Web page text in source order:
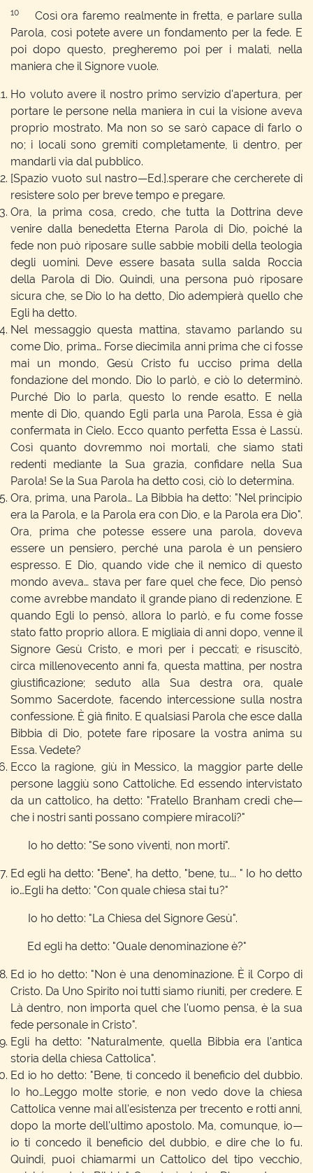
10
Così ora faremo realmente in fretta, e parlare sulla
Parola, così potete avere un fondamento per la fede. E
poi dopo questo, pregheremo poi per i malati, nella
maniera che il Signore vuole.
Ho voluto avere il nostro primo servizio d'apertura, per
portare le persone nella maniera in cui la visione aveva
proprio mostrato. Ma non so se sarò capace di farlo o
no; i locali sono gremiti completamente, lì dentro, per
mandarli via dal pubblico.
[Spazio vuoto sul nastro—Ed.].sperare che cercherete di
resistere solo per breve tempo e pregare.
Ora, la prima cosa, credo, che tutta la Dottrina deve
venire dalla benedetta Eterna Parola di Dio, poiché la
fede non può riposare sulle sabbie mobili della teologia
degli uomini. Deve essere basata sulla salda Roccia
della Parola di Dio. Quindi, una persona può riposare
sicura che, se Dio lo ha detto, Dio adempierà quello che
Egli ha detto.
Nel messaggio questa mattina, stavamo parlando su
come Dio, prima… Forse diecimila anni prima che ci fosse
mai un mondo, Gesù Cristo fu ucciso prima della
fondazione del mondo. Dio lo parlò, e ciò lo determinò.
Purché Dio lo parla, questo lo rende esatto. E nella
mente di Dio, quando Egli parla una Parola, Essa è già
confermata in Cielo. Ecco quanto perfetta Essa è Lassù.
Così quanto dovremmo noi mortali, che siamo stati
redenti mediante la Sua grazia, confidare nella Sua
Parola! Se la Sua Parola ha detto così, ciò lo determina.
Ora, prima, una Parola… La Bibbia ha detto: "Nel principio
era la Parola, e la Parola era con Dio, e la Parola era Dio".
Ora, prima che potesse essere una parola, doveva
essere un pensiero, perché una parola è un pensiero
espresso. E Dio, quando vide che il nemico di questo
mondo aveva… stava per fare quel che fece, Dio pensò
come avrebbe mandato il grande piano di redenzione. E
quando Egli lo pensò, allora lo parlò, e fu come fosse
stato fatto proprio allora. E migliaia di anni dopo, venne il
Signore Gesù Cristo, e morì per i peccati; e risuscitò,
circa millenovecento anni fa, questa mattina, per nostra
giustificazione; seduto alla Sua destra ora, quale
Sommo Sacerdote, facendo intercessione sulla nostra
confessione. È già finito. E qualsiasi Parola che esce dalla
Bibbia di Dio, potete fare riposare la vostra anima su
Essa. Vedete?
Ecco la ragione, giù in Messico, la maggior parte delle
persone laggiù sono Cattoliche. Ed essendo intervistato
da un cattolico, ha detto: "Fratello Branham credi che—
che i nostri santi possano compiere miracoli?"
Io ho detto: "Se sono viventi, non morti".
Ed egli ha detto: "Bene", ha detto, "bene, tu... " Io ho detto
io…Egli ha detto: "Con quale chiesa stai tu?"
Io ho detto: "La Chiesa del Signore Gesù".
Ed egli ha detto: "Quale denominazione è?"
Ed io ho detto: "Non è una denominazione. È il Corpo di
Cristo. Da Uno Spirito noi tutti siamo riuniti, per credere. E
Là dentro, non importa quel che l'uomo pensa, è la sua
fede personale in Cristo".
Egli ha detto: "Naturalmente, quella Bibbia era l'antica
storia della chiesa Cattolica".
Ed io ho detto: "Bene, ti concedo il beneficio del dubbio.
Io ho…Leggo molte storie, e non vedo dove la chiesa
Cattolica venne mai all'esistenza per trecento e rotti anni,
dopo la morte dell'ultimo apostolo. Ma, comunque, io—
io ti concedo il beneficio del dubbio, e dire che lo fu.
Quindi, puoi chiamarmi un Cattolico del tipo vecchio,